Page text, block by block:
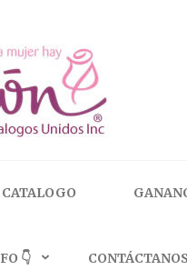
CATALOGO
👇 CONTÁCTANOS